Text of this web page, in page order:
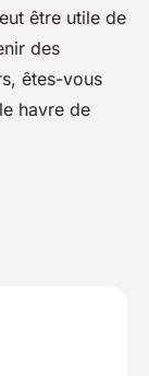
être utile de
des
êtes-vous
havre de